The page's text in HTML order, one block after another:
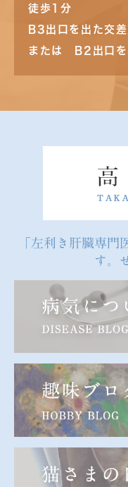
徒歩1分
B3出口を出た交
または B2出口を
「左利き肝臓専門
す。